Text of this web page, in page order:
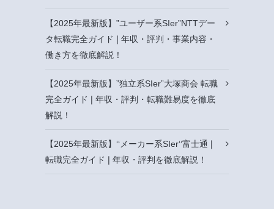
【2025年最新版】”ユーザー系SIer”NTTデー
タ転職完全ガイド❘年収・評判・事業内容・
働き方を徹底解説！
【2025年最新版】”独立系SIer”大塚商会 転職
完全ガイド❘年収・評判・転職難易度を徹底
解説！
【2025年最新版】‘‘メーカー系SIer‘‘富士通❘
転職完全ガイド❘年収・評判を徹底解説！